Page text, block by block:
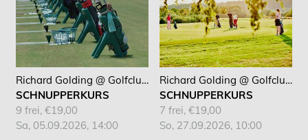
Richard Golding @ Golfclub Bad Kissingen
SCHNUPPERKURS
9 frei, €19,00
Sa, 05.09.2026, 14:00
Richard Golding @ Golfclub Bad Kissingen
SCHNUPPERKURS
7 frei, €19,00
So, 27.09.2026, 10:00